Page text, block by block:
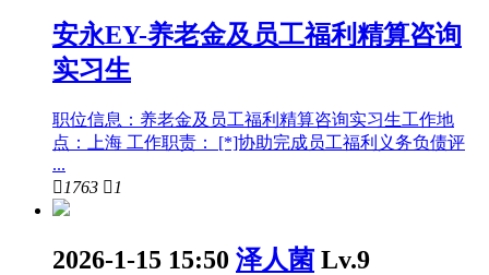
安永EY-养老金及员工福利精算咨询
实习生
职位信息：养老金及员工福利精算咨询实习生工作地
点：上海 工作职责： [*]协助完成员工福利义务负债评
...
 1763  1
2026-1-15 15:50 泽人菌 Lv.9